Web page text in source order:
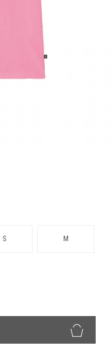
S M